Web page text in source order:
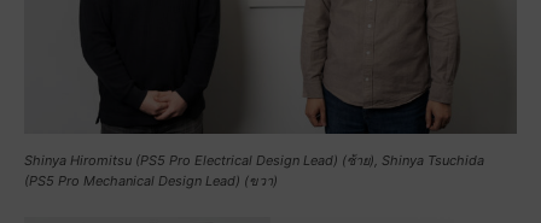
Shinya Hiromitsu (PS5 Pro Electrical Design Lead) (ซ้าย), Shinya Tsuchida
(PS5 Pro Mechanical Design Lead) (ขวา)